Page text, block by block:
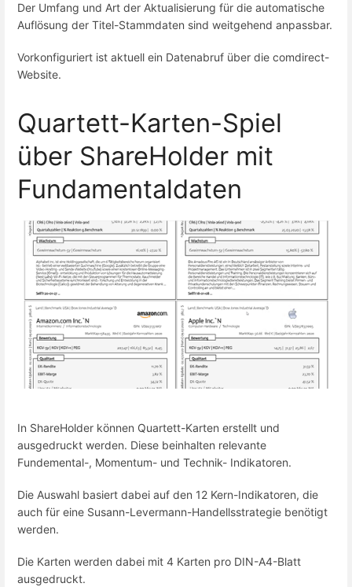
Der Umfang und Art der Aktualisierung für die automatische
Auflösung der Titel-Stammdaten sind weitgehend anpassbar.
Vorkonfiguriert ist aktuell ein Datenabruf über die comdirect-
Website.
Quartett-Karten-Spiel
über ShareHolder mit
Fundamentaldaten
In ShareHolder können Quartett-Karten erstellt und
ausgedruckt werden. Diese beinhalten relevante
Fundemental-, Momentum- und Technik- Indikatoren.
Die Auswahl basiert dabei auf den 12 Kern-Indikatoren, die
auch für eine Susann-Levermann-Handellsstrategie benötigt
werden.
Die Karten werden dabei mit 4 Karten pro DIN-A4-Blatt
ausgedruckt.